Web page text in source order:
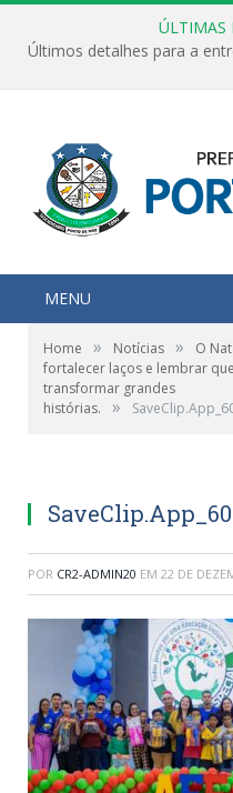
ÚLTIMAS
MENU
Home » Notícias »
O
fortalecer laços e lembrar
transformar grandes
histórias.
»
POR CR2-ADMIN20 EM 22 DE